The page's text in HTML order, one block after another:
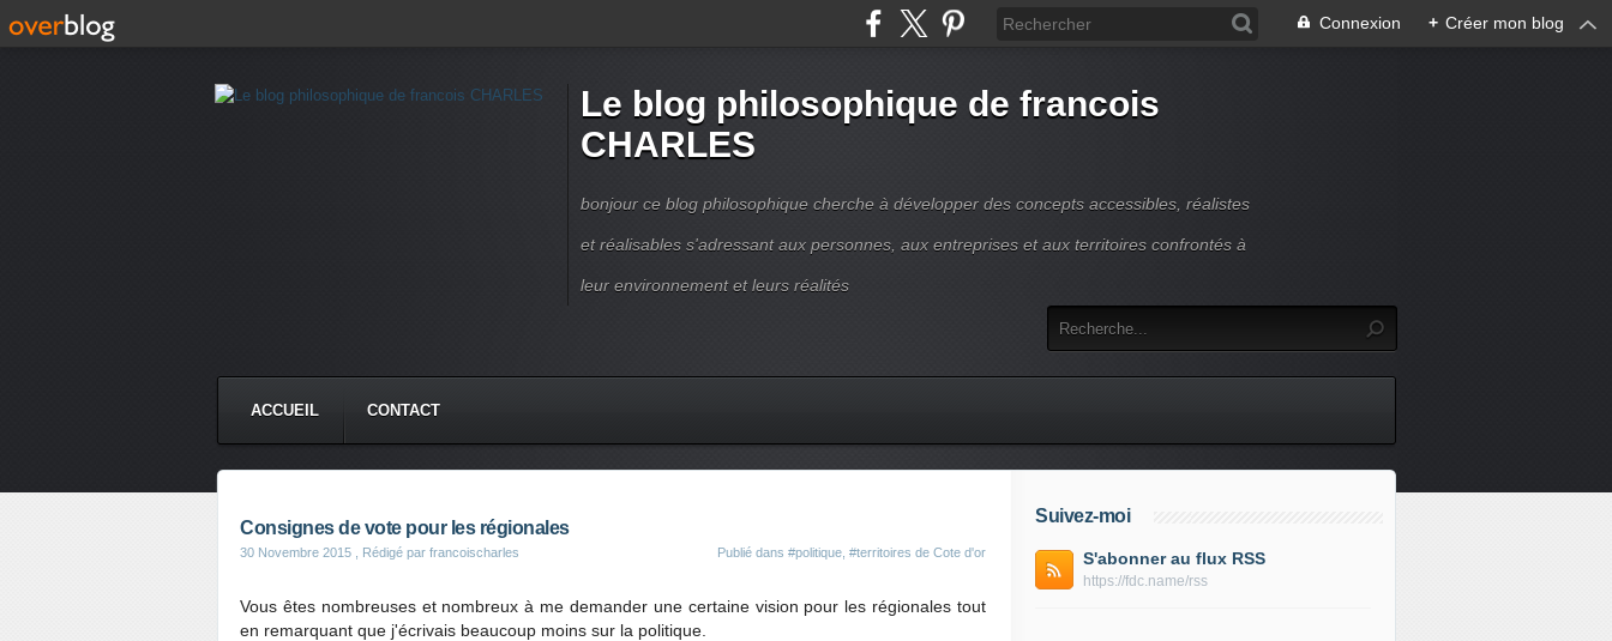
Connexion + Créer mon blog
Le blog philosophique de francois
CHARLES
bonjour ce blog philosophique cherche à développer des concepts accessibles, réalistes
et réalisables s'adressant aux personnes, aux entreprises et aux territoires confrontés à
leur environnement et leurs réalités
ACCUEIL CONTACT
Consignes de vote pour les régionales
30 Novembre 2015 , Rédigé par francoischarles Publié dans #politique #territoires de Cote d'or
Vous êtes nombreuses et nombreux à me demander une certaine vision pour les régionales tout
en remarquant que j'écrivais beaucoup moins sur la politique.
Suivez-moi
S'abonner au flux RSS
https://fdc.name/rss